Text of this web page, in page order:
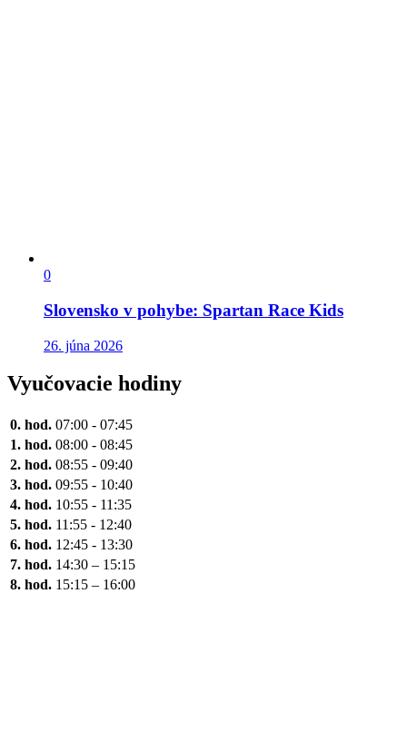
0
Slovensko v pohybe: Spartan Race Kids
26. júna 2026
Vyučovacie hodiny
0. hod. 07:00 - 07:45
1. hod. 08:00 - 08:45
2. hod. 08:55 - 09:40
3. hod. 09:55 - 10:40
4. hod. 10:55 - 11:35
5. hod. 11:55 - 12:40
6. hod. 12:45 - 13:30
7. hod. 14:30 – 15:15
8. hod. 15:15 – 16:00